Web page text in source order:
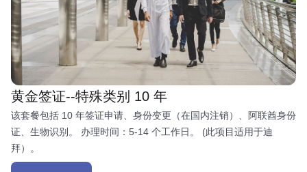
黄金签证--特殊类别 10 年
该套餐包括 10 年签证申请、身份变更（在国内注销）、阿联酋身份
证、生物识别。 办理时间：5-14 个工作日。 (此项目适用于迪
拜）。